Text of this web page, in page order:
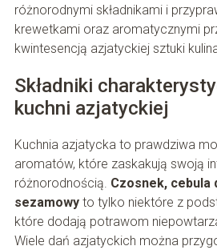
różnorodnymi składnikami i
krewetkami oraz aromatycznymi
kwintesencją azjatyckiej sztuki
Składniki
kuchni azjatyckiej
Kuchnia azjatycka to prawdziwa
aromatów, które zaskakują swoją
różnorodnością. Czosnek, cebula
sezamowyto tylko niektóre z
które dodają potrawom
Wiele dań azjatyckich można